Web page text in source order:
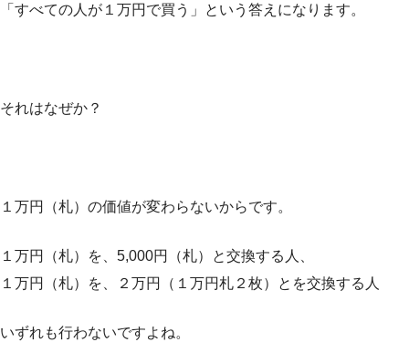
「すべての人が１万円で買う」という答えになります。
それはなぜか？
１万円（札）の価値が変わらないからです。
１万円（札）を、5,000円（札）と交換する人、
１万円（札）を、２万円（１万円札２枚）とを交換する人
いずれも行わないですよね。